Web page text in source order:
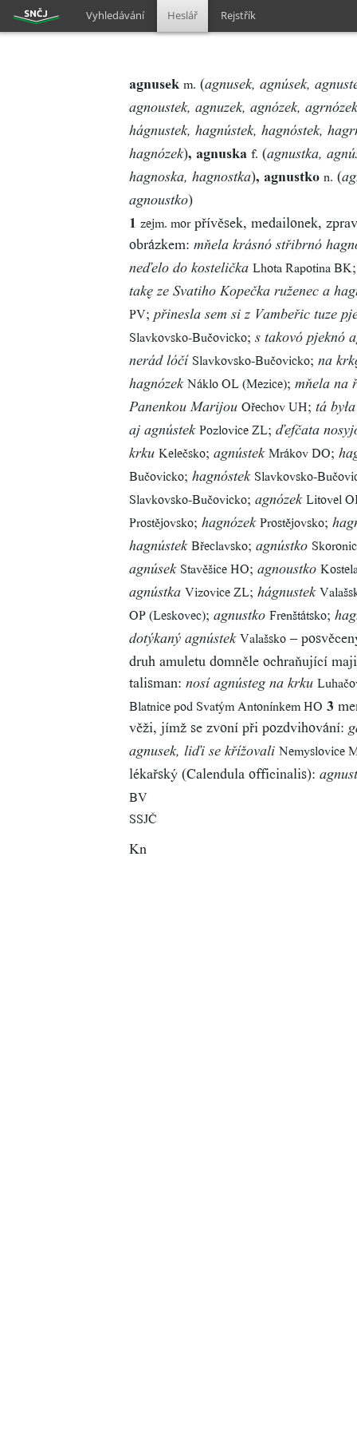
Vyhledávání Heslář Rejstřík
agnusek m. (agnusek, agnúsek,
agnoustek, agnuzek, agnózek,
hágnustek, hagnústek, hagnóstek,
hagnózek), agnuska f. (agnustka,
hagnoska, hagnostka), agnustko n. (
agnoustko)
1 zejm. morpřívěsek, medailonek,
obrázkem: mňela krásnó střibrnó
neďelo do kostelička Lhota Rapotina BK
tak ze Svatiho Kopečka ruženec a
PV; přinesla sem si z Vambeřic tuze
Slavkovsko-Bučovicko; s takovó pjeknó
nerád lóčí Slavkovsko-Bučovicko; na
hagnózek Náklo OL (Mezice); mňela na
Panenkou Marijou Ořechov UH; tá
aj agnústek Pozlovice ZL; ďefčata
krku Kelečsko; agnústek Mrákov DO;
Bučovicko; hagnóstek Slavkovsko-
Slavkovsko-Bučovicko; agnózek Litovel
Prostějovsko; hagnózek Prostějovsko;
hagnústek Břeclavsko; agnústko
agnúsek Stavěšice HO; agnoustko
agnústka Vizovice ZL; hágnustek
OP (Leskovec); agnustko Frenštátsko;
dotýkaný agnústek Valašsko –
druh amuletu domněle ochraňující
talisman: nosí agnústeg na krku
Blatnice pod Svatým Antonínkem HO 3
věži, jímž se zvoní při pozdvihování:
agnusek, liďi se křížovali Nemyslovice
lékařský (Calendula officinalis):
BV
SSJČ
Kn